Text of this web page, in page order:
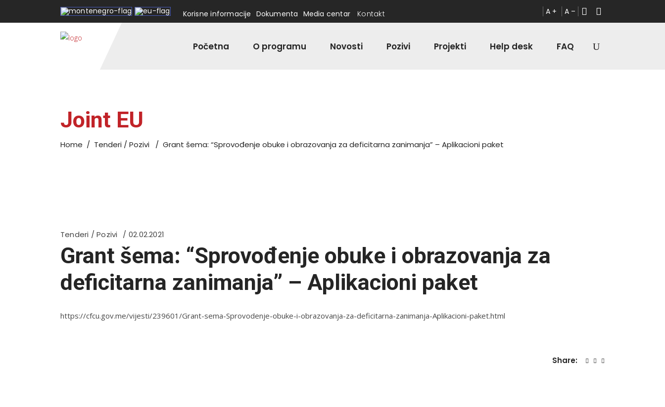
Korisne informacije Dokumenta Media centar Kontakt A + A –
Početna O programu Novosti Pozivi Projekti Help desk FAQ
Joint EU
Home / Tenderi / Pozivi / Grant šema: “Sprovođenje obuke i obrazovanja za deficitarna zanimanja” – Aplikacioni paket
Tenderi / Pozivi 02.02.2021
Grant šema: “Sprovođenje obuke i obrazovanja za
deficitarna zanimanja” – Aplikacioni paket
https://cfcu.gov.me/vijesti/239601/Grant-sema-Sprovodenje-obuke-i-obrazovanja-za-deficitarna-zanimanja-Aplikacioni-paket.html
Share: